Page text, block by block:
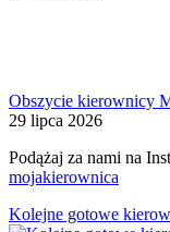
Obszycie kierownicy
29 lipca 2026
Podążaj za nami na
mojakierownica
Kolejne gotowe